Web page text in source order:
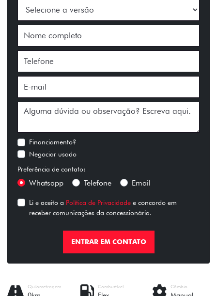
Financiamento?
Negociar usado
Preferência de contato:
Whatsapp Telefone Email
Li e aceito a Política de Privacidade e concordo em
receber comunicações da concessionária.
ENTRAR EM CONTATO
Câmbio
Combustível
Quilometragem